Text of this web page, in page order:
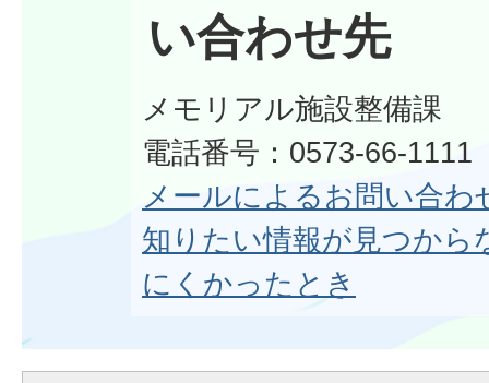
い合わせ先
メモリアル施設整備課
電話番号：0573-66-1111
メールによるお問い合わ
知りたい情報が見つから
にくかったとき